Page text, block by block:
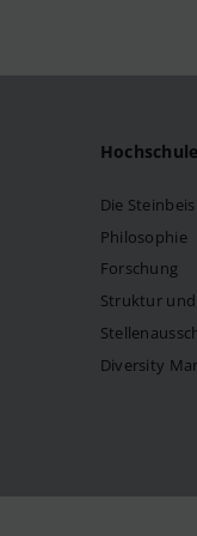
Hochschule
Die
Philosophie
Forschung
Struktur
Diversity